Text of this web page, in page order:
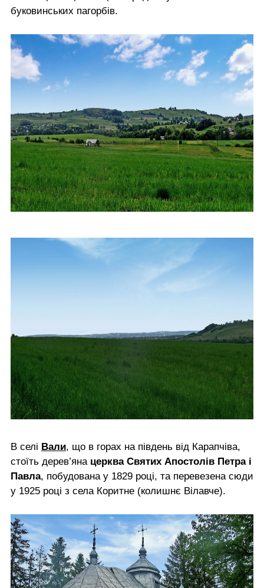
буковинських пагорбів.
В селі Вали, що в горах на південь від Карапчіва,
стоїть дерев’яна церква Святих Апостолів Петра і
Павла, побудована у 1829 році, та перевезена сюди
у 1925 році з села Коритне (колишнє Вілавче).